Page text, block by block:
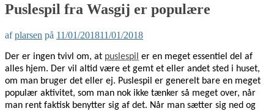
Puslespil fra Wasgij er populære
afplarsen på 11/01/201811/01/2018
Der er ingen tvivl om, at puslespil er en meget essentiel del af
alles hjem. Der vil altid være et gemt et eller andet sted i huset,
om man bruger det eller ej. Puslespil er generelt bare en meget
populær aktivitet, som man nok ikke tænker så meget over, når
man rent faktisk benytter sig af det. Når man sætter sig ned og